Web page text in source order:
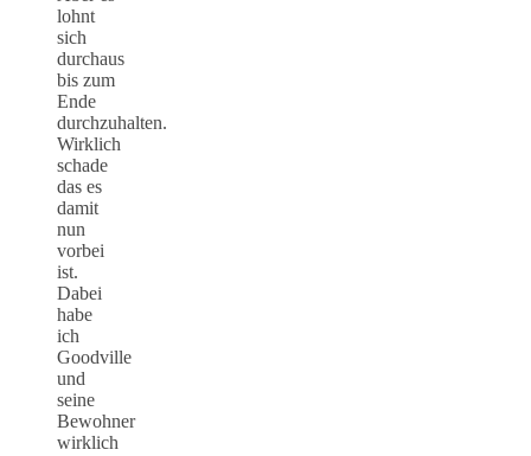
lohnt
sich
durchaus
bis zum
Ende
durchzuhalten.
Wirklich
schade
das es
damit
nun
vorbei
ist.
Dabei
habe
ich
Goodville
und
seine
Bewohner
wirklich